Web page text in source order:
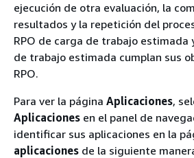
ejecución de otra evaluación, la
resultados y la repetición del
RPO de carga de trabajo estimada
de trabajo estimada cumplan sus
RPO.
Para ver la página Aplicaciones,
Aplicaciones en el panel de
identificar sus aplicaciones en la
aplicaciones de la siguiente